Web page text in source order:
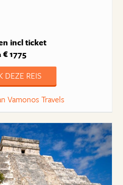
incl ticket
€ 1775
DEZE REIS
Vamonos Travels